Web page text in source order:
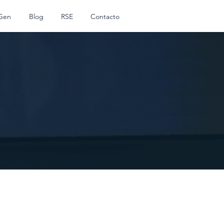
Blog RSE Contacto